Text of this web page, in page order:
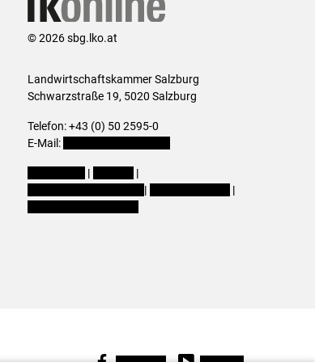
© 2026 sbg.lko.at
Landwirtschaftskammer Salzburg
Schwarzstraße 19, 5020 Salzburg
Telefon: +43 (0) 50 2595-0
E-Mail:
|
|
|
|